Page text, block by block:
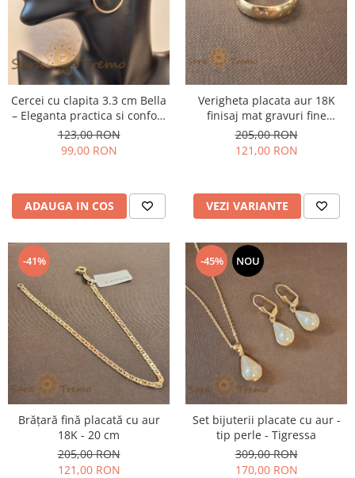
Cercei cu clapita 3.3 cm Bella
– Eleganta practica si confort
premium
123,00 RON
99,00 RON
ADAUGA IN COS
Verigheta placata aur 18K
finisaj mat gravuri fine
Promisio - latime 4 mm
205,00 RON
121,00 RON
VEZI VARIANTE
-41%
Brățară fină placată cu aur
18K - 20 cm
205,00 RON
121,00 RON
-45% NOU
Set bijuterii placate cu aur -
tip perle - Tigressa
309,00 RON
170,00 RON